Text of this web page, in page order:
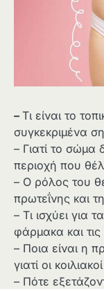
– Τι είναι το
συγκεκριμένα
– Γιατί το σώμα
περιοχή που
– Ο ρόλος του
πρωτεΐνης και
– Τι ισχύει για
φάρμακα και τις
– Ποια είναι η
γιατί οι
– Πότε